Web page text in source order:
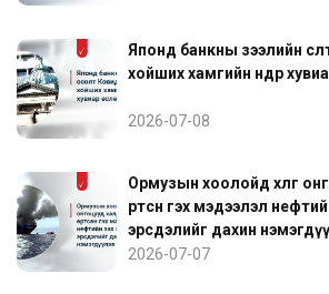
Японд банкны зээлийн
хойших хамгийн өндөр хувиар
2026-07-08
Ормузын хоолойд хөлөг
өртсөн гэх мэдээлэл
эрсдэлийг дахин
2026-07-07